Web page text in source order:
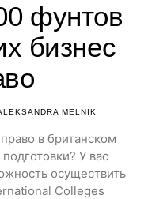
фунтов
бизнес
MELNIK
в британском
У вас
осуществить
Colleges